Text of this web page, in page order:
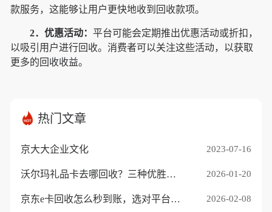
款服务，这能够让用户更快地收到回收款项。
2．优惠活动： 平台可能会定期推出优惠活动或折扣，
以吸引用户进行回收。消费者可以关注这些活动，以获取
更多的回收收益。
热门文章
京大大企业文化 2023-07-16
沃尔玛礼品卡去哪回收？三种优胜途径推荐 2026-01-20
京东e卡回收怎么秒到账，选对平台是关键 2026-02-08